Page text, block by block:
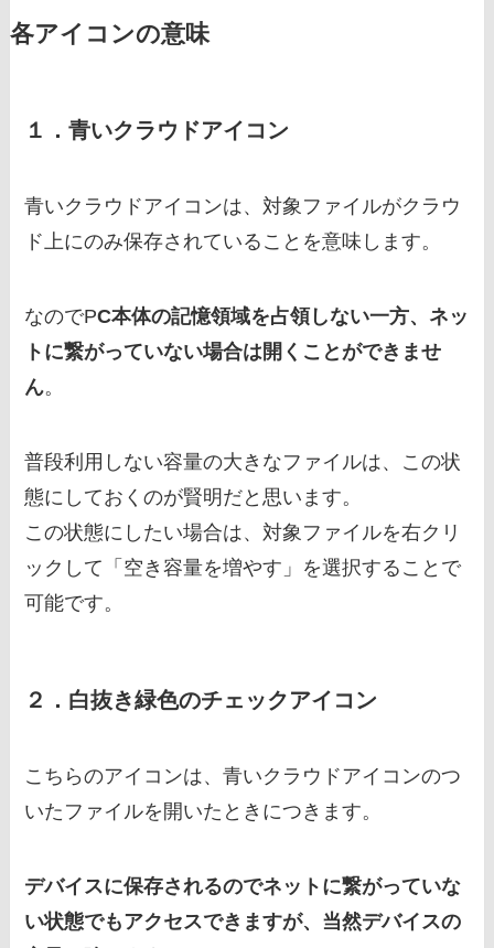
各アイコンの意味
１．青いクラウドアイコン
青いクラウドアイコンは、対象ファイルがクラウ
ド上にのみ保存されていることを意味します。
なのでPC本体の記憶領域を占領しない一方、ネッ
トに繋がっていない場合は開くことができませ
ん。
普段利用しない容量の大きなファイルは、この状
態にしておくのが賢明だと思います。
この状態にしたい場合は、対象ファイルを右クリ
ックして「空き容量を増やす」を選択することで
可能です。
２．白抜き緑色のチェックアイコン
こちらのアイコンは、青いクラウドアイコンのつ
いたファイルを開いたときにつきます。
デバイスに保存されるのでネットに繋がっていな
い状態でもアクセスできますが、当然デバイスの